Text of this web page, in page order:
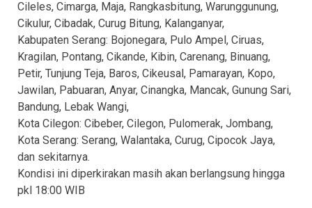
Cileles, Cimarga, Maja, Rangkasbitung, Warunggunung,
Cikulur, Cibadak, Curug Bitung, Kalanganyar,
Kabupaten Serang: Bojonegara, Pulo Ampel, Ciruas,
Kragilan, Pontang, Cikande, Kibin, Carenang, Binuang,
Petir, Tunjung Teja, Baros, Cikeusal, Pamarayan, Kopo,
Jawilan, Pabuaran, Anyar, Cinangka, Mancak, Gunung Sari,
Bandung, Lebak Wangi,
Kota Cilegon: Cibeber, Cilegon, Pulomerak, Jombang,
Kota Serang: Serang, Walantaka, Curug, Cipocok Jaya,
dan sekitarnya.
Kondisi ini diperkirakan masih akan berlangsung hingga
pkl 18:00 WIB